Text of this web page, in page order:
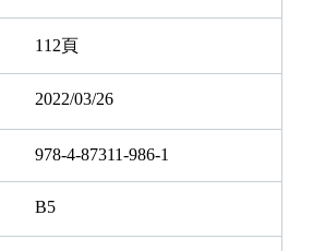
112頁
2022/03/26
978-4-87311-986-1
B5